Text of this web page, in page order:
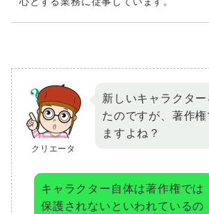
クリエータ
新しいキャラクタ
たのですが、著作
ますよね？
キャラクター自体は著作権では
保護されないといわれているの